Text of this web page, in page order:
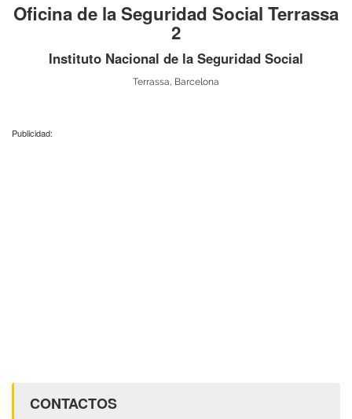
Oficina de la Seguridad Social Terrassa
2
Instituto Nacional de la Seguridad Social
Terrassa, Barcelona
Publicidad:
CONTACTOS